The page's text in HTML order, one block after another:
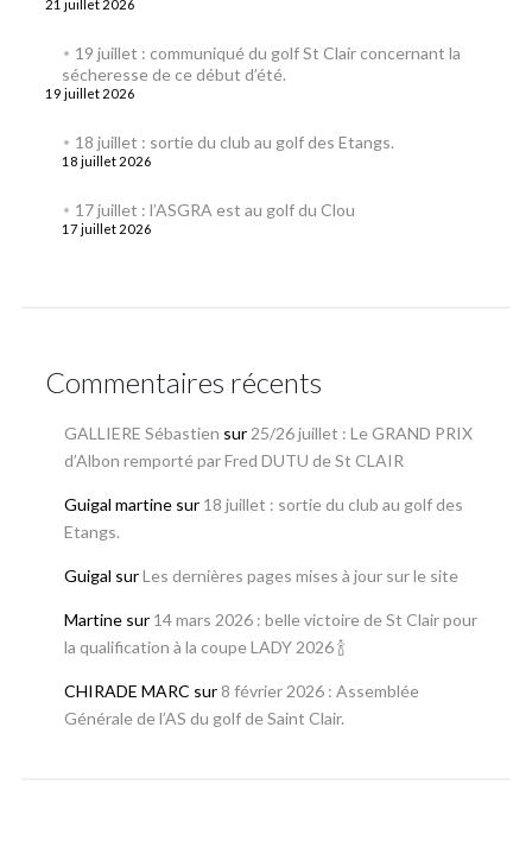
21 juillet 2026
19 juillet : communiqué du golf St Clair concernant la
sécheresse de ce début d’été.
19 juillet 2026
18 juillet : sortie du club au golf des Etangs.
18 juillet 2026
17 juillet : l’ASGRA est au golf du Clou
17 juillet 2026
Commentaires récents
GALLIERE Sébastien sur 25/26 juillet : Le GRAND PRIX
d’Albon remporté par Fred DUTU de St CLAIR
Guigal martinesur 18 juillet : sortie du club au golf des
Etangs.
Guigal surLes dernières pages mises à jour sur le site
Martinesur 14 mars 2026 : belle victoire de St Clair pour
la qualification à la coupe LADY 2026 🍾
CHIRADE MARC sur 8 février 2026 : Assemblée
Générale de l’AS du golf de Saint Clair.